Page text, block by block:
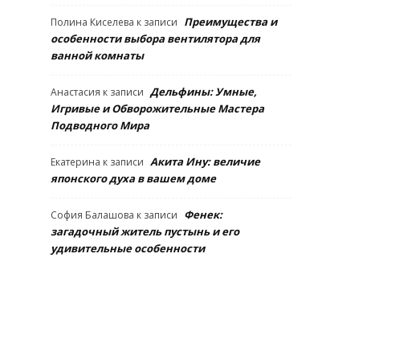
Полина Киселева к записи Преимущества и
особенности выбора вентилятора для
ванной комнаты
Анастасия к записи Дельфины: Умные,
Игривые и Обворожительные Мастера
Подводного Мира
Екатерина к записи Акита Ину: величие
японского духа в вашем доме
София Балашова к записи Фенек:
загадочный житель пустынь и его
удивительные особенности